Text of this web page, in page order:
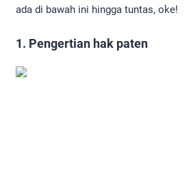
ada di bawah ini hingga tuntas, oke!
1. Pengertian hak paten